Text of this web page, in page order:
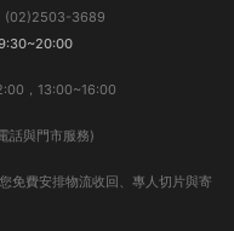
(02)2503-3689
，13:00~16:00
話與門市服務)
免費安排物流收回、專人切片與寄